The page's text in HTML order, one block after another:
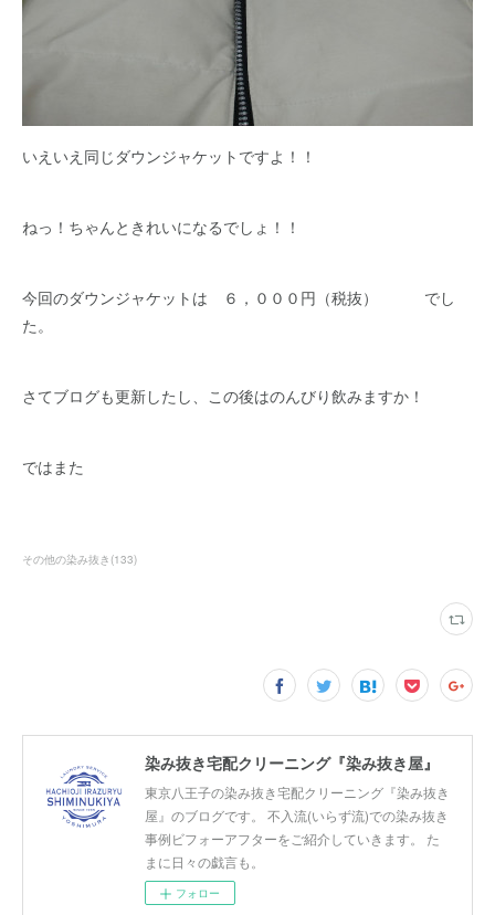
いえいえ同じダウンジャケットですよ！！
ねっ！ちゃんときれいになるでしょ！！
今回のダウンジャケットは ６，０００円（税抜） でし
た。
さてブログも更新したし、この後はのんびり飲みますか！
ではまた
その他の染み抜き (133)
染み抜き宅配クリーニング『染み抜き屋』
東京八王子の染み抜き宅配クリーニング『染み抜き
屋』のブログです。 不入流(いらず流)での染み抜き
事例ビフォーアフターをご紹介していきます。 た
まに日々の戯言も。
フォロー